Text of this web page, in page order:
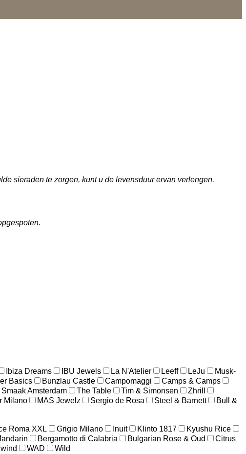
sieraden te zorgen, kunt u de levensduur ervan verlengen.
Ibiza Dreams IBU Jewels La N'Atelier Leeff LeJu
Musk-
Basics Bunzlau Castle Campomaggi
Camps & Camps
Smaak Amsterdam The Table Tim & Simonsen
Zhrill
Milano MAS Jewelz Sergio de Rosa Steel & Barnett
Bull &
Roma XXL Grigio Milano Inuit Klinto 1817
Kyushu Rice
Bergamotto di Calabria Bulgarian Rose & Oud
Citrus
WAD
Wild